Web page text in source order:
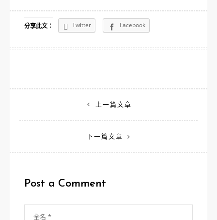
分享此文： Twitter Facebook
章
上一篇文章
下一篇文章
Post a Comment